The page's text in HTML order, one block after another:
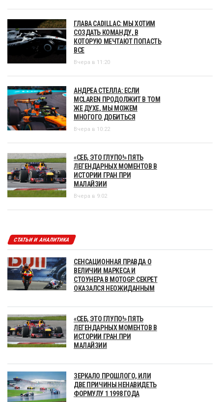
ГЛАВА CADILLAC: МЫ ХОТИМ
СОЗДАТЬ КОМАНДУ, В
КОТОРУЮ МЕЧТАЮТ ПОПАСТЬ
ВСЕ
Вчера в 11:20
АНДРЕА СТЕЛЛА: ЕСЛИ
MCLAREN ПРОДОЛЖИТ В ТОМ
ЖЕ ДУХЕ, МЫ МОЖЕМ
МНОГОГО ДОБИТЬСЯ
Вчера в 10:22
«СЕБ, ЭТО ГЛУПО!» ПЯТЬ
ЛЕГЕНДАРНЫХ МОМЕНТОВ В
ИСТОРИИ ГРАН ПРИ
МАЛАЙЗИИ
Вчера в 9:02
СТАТЬИ И АНАЛИТИКА
СЕНСАЦИОННАЯ ПРАВДА О
ВЕЛИЧИИ МАРКЕСА И
СТОУНЕРА В MOTOGP. СЕКРЕТ
ОКАЗАЛСЯ НЕОЖИДАННЫМ
«СЕБ, ЭТО ГЛУПО!» ПЯТЬ
ЛЕГЕНДАРНЫХ МОМЕНТОВ В
ИСТОРИИ ГРАН ПРИ
МАЛАЙЗИИ
ЗЕРКАЛО ПРОШЛОГО, ИЛИ
ДВЕ ПРИЧИНЫ НЕНАВИДЕТЬ
ФОРМУЛУ 1 1998 ГОДА